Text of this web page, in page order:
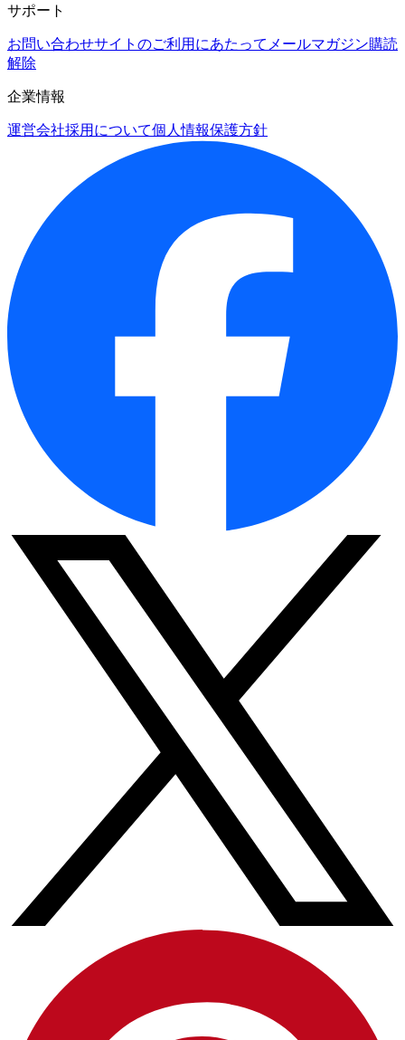
サポート
お問い合わせサイトのご利用にあたって メールマガジン購読
解除
企業情報
運営会社採用について個人情報保護方針